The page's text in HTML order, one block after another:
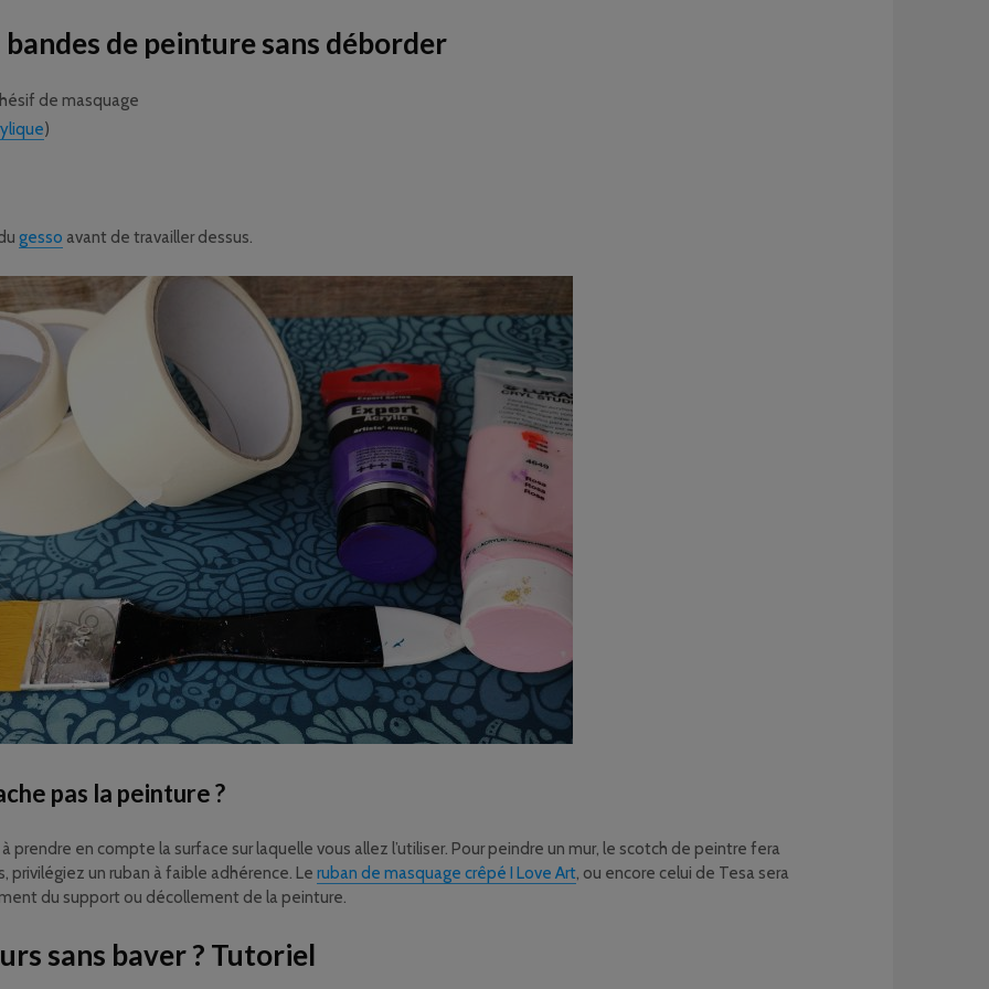
de peinture sans déborder
de masquage
)
gesso avant de travailler dessus.
pas la peinture ?
prendre en compte la surface sur laquelle vous allez l’utiliser. Pour peindre un mur, le scotch de peintre fera
privilégiez un ruban à faible adhérence. Le ruban de masquage crêpé I Love Art, ou encore celui de Tesa sera
du support ou décollement de la peinture.
sans baver ? Tutoriel